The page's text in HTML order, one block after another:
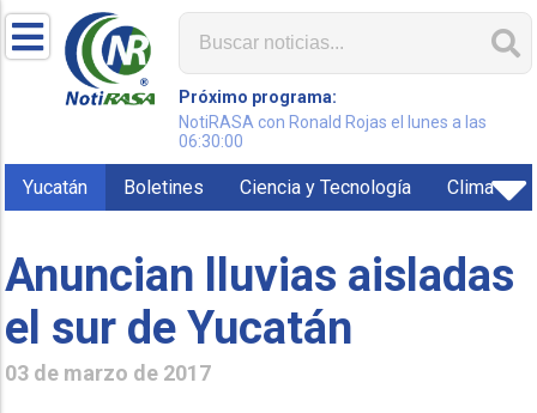
Próximo programa:
NotiRASA con Ronald Rojas el lunes a las
06:30:00
Yucatán Boletines Ciencia y Tecnología Clima
Anuncian lluvias aisladas
el sur de Yucatán
03 de marzo de 2017